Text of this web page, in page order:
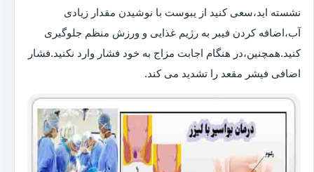
نشسته اید،سعی کنید از یبوست با نوشیدن مقدار زیادی
آب،اضافه کردن فیبر به رژیم غذایی و ورزش منظم جلوگیری
کنید.همچنین،در هنگام اجابت مزاج به خود فشار وارد نکنید.فشار
اضافی فیشر مقعد را تشدید می کند.